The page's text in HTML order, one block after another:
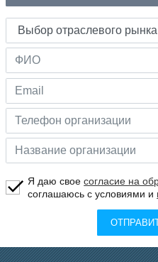
Я даю своесогласие на
соглашаюсь с условиями и